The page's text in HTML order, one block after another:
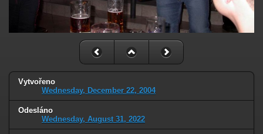
Vytvořeno
Wednesday, December 22, 2004
Odesláno
Wednesday, August 31, 2022